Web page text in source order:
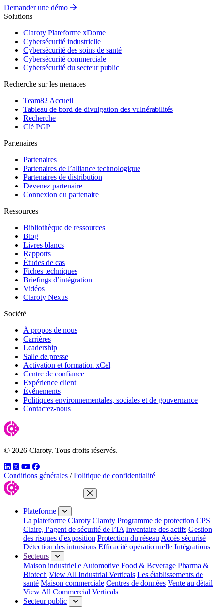
Demander une démo
Solutions
Claroty Plateforme xDome
Cybersécurité industrielle
Cybersécurité des soins de santé
Cybersécurité commerciale
Cybersécurité du secteur public
Recherche sur les menaces
Team82 Accueil
Tableau de bord de divulgation des vulnérabilités
Recherche
Clé PGP
Partenaires
Partenaires
Partenaires de l’alliance technologique
Partenaires de distribution
Devenez partenaire
Connexion du partenaire
Ressources
Bibliothèque de ressources
Blog
Livres blancs
Rapports
Études de cas
Fiches techniques
Briefings d’intégration
Vidéos
Claroty Nexus
Société
À propos de nous
Carrières
Leadership
Salle de presse
Activation et formation xCel
Centre de confiance
Expérience client
Événements
Politiques environnementales, sociales et de gouvernance
Contactez-nous
© 2026 Claroty. Tous droits réservés.
LinkedIn
TwitterYouTube
Facebook
Conditions générales / Politique de confidentialité
Fermer le menu
Plateforme
La plateforme Claroty Claroty Programme de protection CPS
Claire, l’agent de sécurité de l’IA Inventaire des actifs Gestion
des risques d'exposition Protection du réseau Accès sécurisé
Détection des intrusions Efficacité opérationnelle Intégrations
Secteurs
Maison industrielle Automotive Food & Beverage Pharma &
Biotech View All Industrial Verticals Les établissements de
santé Maison commerciale Centres de données Vente au détail
View All Commercial Verticals
Secteur public